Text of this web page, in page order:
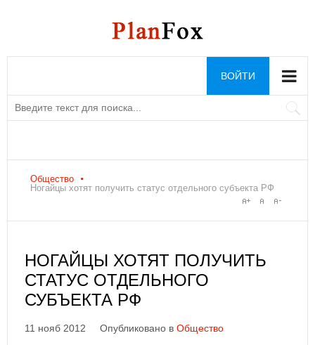
ВОЙТИ
Общество
Ногайцы хотят получить статус отдельного субъекта РФ
НОГАЙЦЫ ХОТЯТ ПОЛУЧИТЬ
СТАТУС ОТДЕЛЬНОГО
СУБЪЕКТА РФ
11 нояб 2012 Опубликовано в Общество